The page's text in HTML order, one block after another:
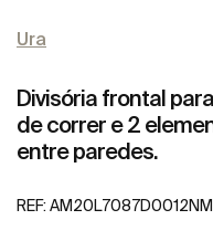
Ura
Divisória frontal
de correr e 2
entre paredes.
REF: